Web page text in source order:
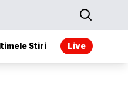
Stiri Live